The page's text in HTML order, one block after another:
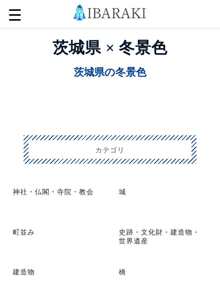
☰
茨城県 × 冬景色
茨城県の冬景色
カテゴリ
神社・仏閣・寺院・教会 城
町並み
史跡・文化財・建造物・
世界遺産
建造物 橋